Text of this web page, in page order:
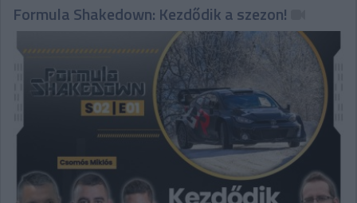
Formula Shakedown: Kezdődik a szezon!